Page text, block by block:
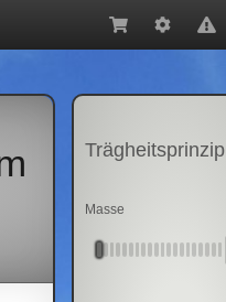
Trägheitsprinzip
Masse